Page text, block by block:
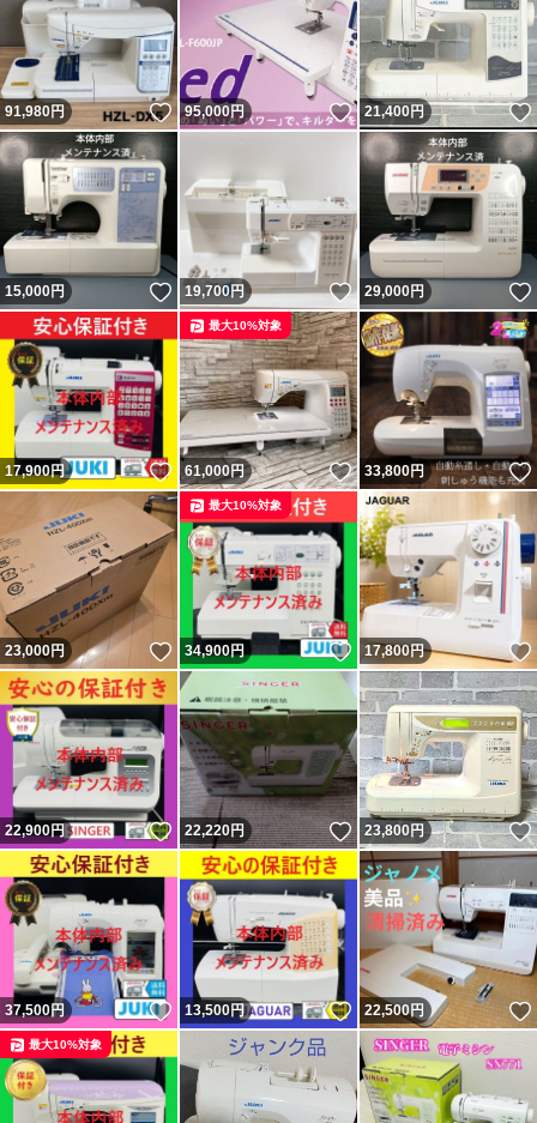
91,980円 いいね！
95,000円 いいね！
21,400円
15,000円 いいね！
19,700円 いいね！
29,000円
17,900円 いいね！
61,000円 いいね！
最大10%対象
33,800円
23,000円 いいね！
34,900円 いいね！
最大10%対象
17,800円
22,900円 いいね！
22,220円 いいね！
23,800円
37,500円 いいね！
13,500円 いいね！
22,500円
最大10%対象